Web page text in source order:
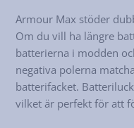
Armour Max stöder
Om du vill ha längre
batterierna i modden
negativa polerna
batterifacket.
vilket är perfekt för att